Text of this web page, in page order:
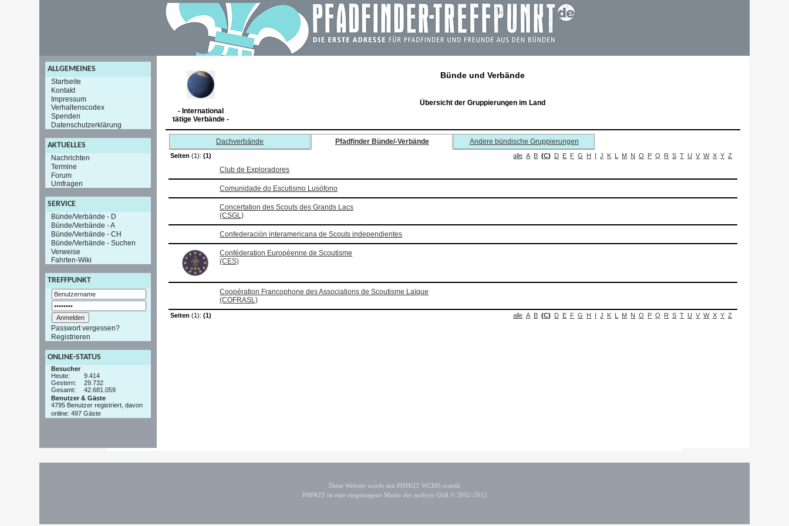
ALLGEMEINES
Startseite
Kontakt
Impressum
Verhaltenscodex
Spenden
Datenschutzerklärung
AKTUELLES
Nachrichten
Termine
Forum
Umfragen
SERVICE
Bünde/Verbände - D
Bünde/Verbände - A
Bünde/Verbände - CH
Bünde/Verbände - Suchen
Verweise
Fahrten-Wiki
TREFFPUNKT
Passwort vergessen?
Registrieren
ONLINE-STATUS
Besucher
Heute:
9.414
Gestern:
29.732
Gesamt:
42.681.059
Benutzer & Gäste
4795 Benutzer registriert, davon
online: 497 Gäste
- International
tätige Verbände -
Bünde und Verbände
Übersicht der Gruppierungen im Land
Dachverbände Pfadfinder Bünde/-Verbände Andere bündische Gruppierungen
Seiten (1):(1) alle A B (C) D E F G H I J K L M N O P Q R S T U V W X Y Z
Club de Exploradores
Comunidade do Escutismo Lusófono
Concertation des Scouts des Grands Lacs
(CSGL)
Confederación interamericana de Scouts independientes
Conféderation Européenne de Scoutisme
(CES)
Coopération Francophone des Associations de Scoutisme Laïque
(COFRASL)
Seiten (1):(1) alle A B (C) D E F G H I J K L M N O P Q R S T U V W X Y Z
Diese Website wurde mit PHPKIT WCMS erstellt
PHPKIT ist eine eingetragene Marke der mxbyte GbR © 2002-2012